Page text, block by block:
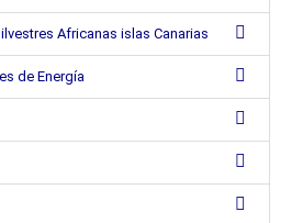
Africanas islas Canarias
de Energía